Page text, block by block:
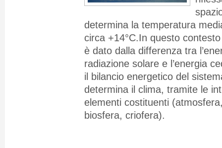
determina la temperatura
circa +14°C.In questo
è dato dalla differenza tra
radiazione solare e l’energia
il bilancio energetico del
determina il clima, tramite le
elementi costituenti
biosfera, criofera).